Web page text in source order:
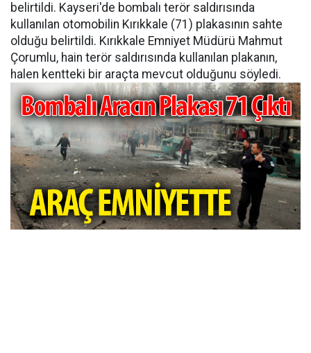
belirtildi. Kayseri'de bombalı terör saldırısında
kullanılan otomobilin Kırıkkale (71) plakasının sahte
olduğu belirtildi. Kırıkkale Emniyet Müdürü Mahmut
Çorumlu, hain terör saldırısında kullanılan plakanın,
halen kentteki bir araçta mevcut olduğunu söyledi.